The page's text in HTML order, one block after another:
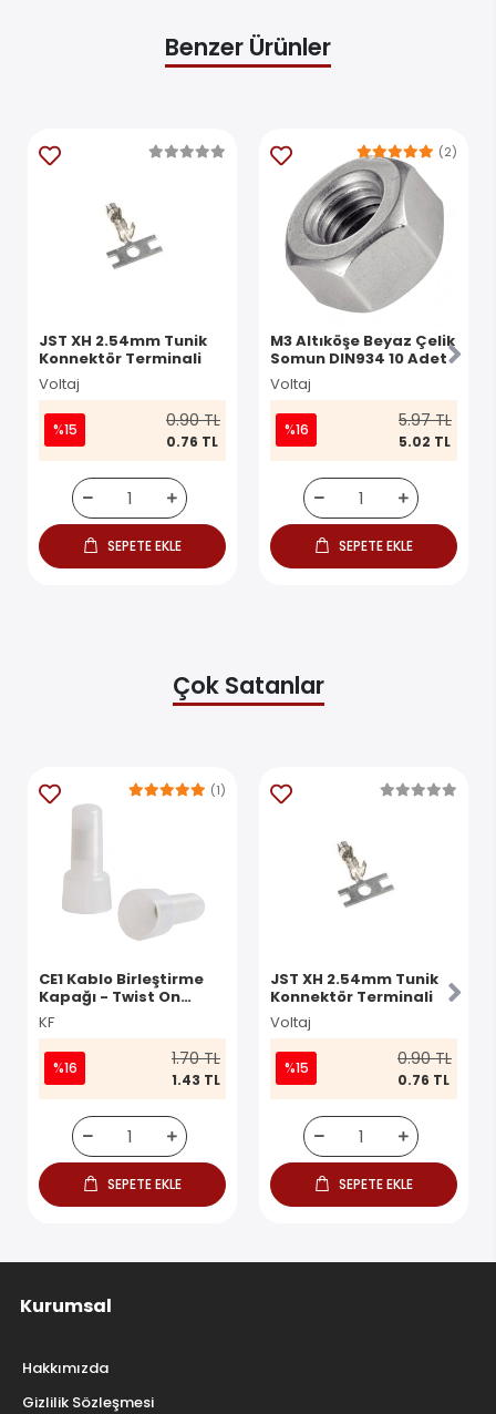
Benzer Ürünler
JST XH 2.54mm Tunik
Konnektör Terminali
Voltaj
%15 0.90 TL
0.76 TL
SEPETE EKLE
M3 Altıköşe Beyaz Çelik
Somun DIN934 10 Adet
Voltaj
(2)
%16 5.97 TL
5.02 TL
SEPETE EKLE
Çok Satanlar
CE1 Kablo Birleştirme
Kapağı - Twist On
Konnektör
KF
(1)
%16 1.70 TL
1.43 TL
SEPETE EKLE
JST XH 2.54mm Tunik
Konnektör Terminali
Voltaj
%15 0.90 TL
0.76 TL
SEPETE EKLE
Kurumsal
Hakkımızda
Gizlilik Sözleşmesi